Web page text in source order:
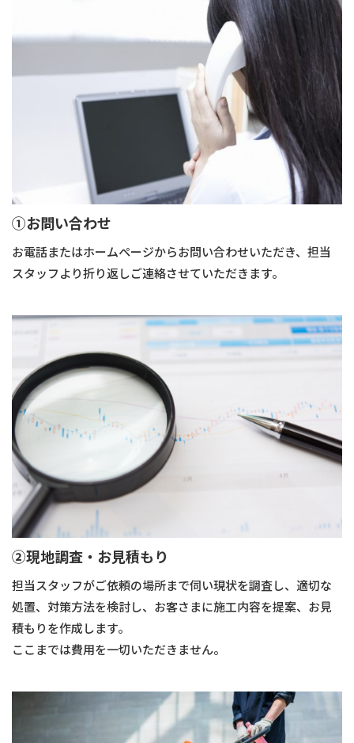
➀お問い合わせ
お電話またはホームページからお問い合わせいただき、担当
スタッフより折り返しご連絡させていただきます。
➁現地調査・お見積もり
担当スタッフがご依頼の場所まで伺い現状を調査し、適切な
処置、対策方法を検討し、お客さまに施工内容を提案、お見
積もりを作成します。
ここまでは費用を一切いただきません。